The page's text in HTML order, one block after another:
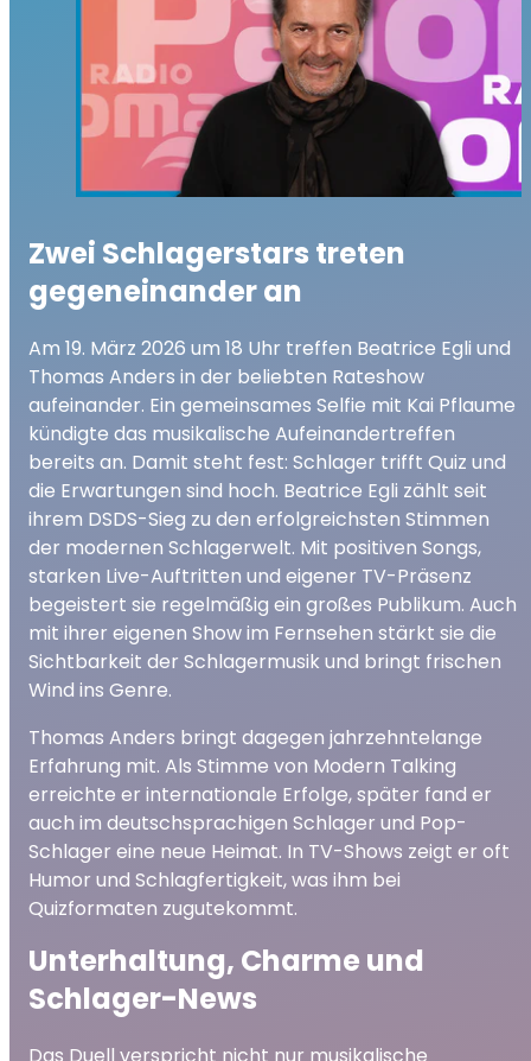
Zwei Schlagerstars treten
gegeneinander an
Am 19. März 2026 um 18 Uhr treffen Beatrice Egli und
Thomas Anders in der beliebten Rateshow
aufeinander. Ein gemeinsames Selfie mit Kai Pflaume
kündigte das musikalische Aufeinandertreffen
bereits an. Damit steht fest: Schlager trifft Quiz und
die Erwartungen sind hoch. Beatrice Egli zählt seit
ihrem DSDS-Sieg zu den erfolgreichsten Stimmen
der modernen Schlagerwelt. Mit positiven Songs,
starken Live-Auftritten und eigener TV-Präsenz
begeistert sie regelmäßig ein großes Publikum. Auch
mit ihrer eigenen Show im Fernsehen stärkt sie die
Sichtbarkeit der Schlagermusik und bringt frischen
Wind ins Genre.
Thomas Anders bringt dagegen jahrzehntelange
Erfahrung mit. Als Stimme von Modern Talking
erreichte er internationale Erfolge, später fand er
auch im deutschsprachigen Schlager und Pop-
Schlager eine neue Heimat. In TV-Shows zeigt er oft
Humor und Schlagfertigkeit, was ihm bei
Quizformaten zugutekommt.
Unterhaltung, Charme und
Schlager-News
Das Duell verspricht nicht nur musikalische